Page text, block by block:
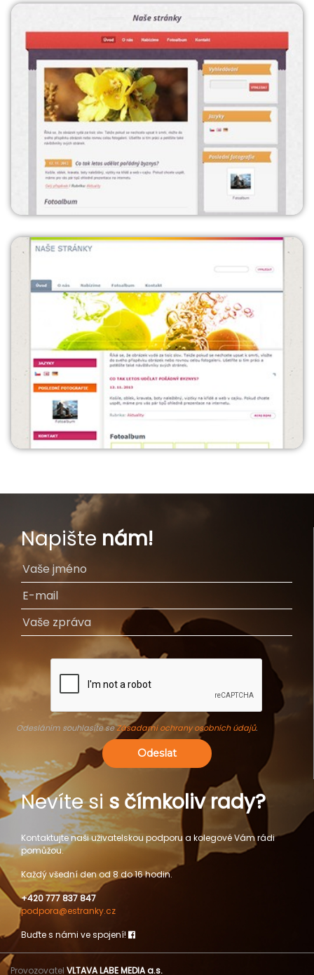
Napište nám!
Odesláním souhlasíte seZásadami ochrany osobních údajů.
Odeslat
Nevíte si s čímkoliv rady?
Kontaktujte naši uživatelskou podporu a kolegové Vám rádi
pomůžou.
Každý všední den od 8 do 16 hodin.
+420 777 837 847
podpora@estranky.cz
Buďte s námi ve spojení!
Provozovatel VLTAVA LABE MEDIA a.s.